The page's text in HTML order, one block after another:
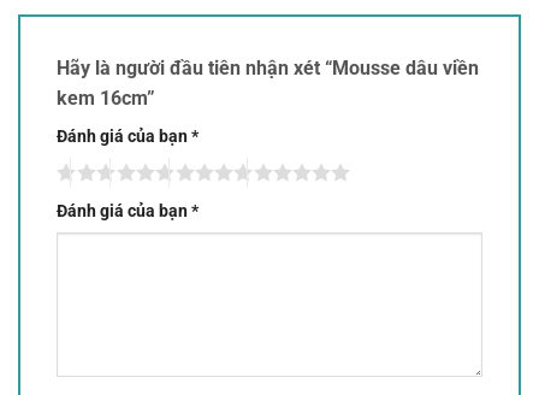
Hãy là người đầu tiên nhận xét “Mousse dâu viền
kem 16cm”
Đánh giá của bạn*
Đánh giá của bạn*